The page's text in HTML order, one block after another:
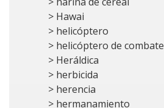
> Hawai
> helicóptero
> helicóptero de combate
> Heráldica
> herbicida
> herencia
> hermanamiento